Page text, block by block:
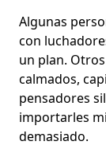
Algunas
con
un plan.
calmados,
pensadores
importarles
demasiado.